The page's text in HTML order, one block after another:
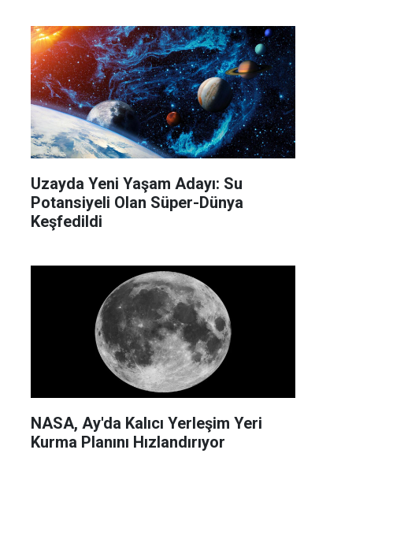
Uzayda Yeni Yaşam Adayı: Su
Potansiyeli Olan Süper-Dünya
Keşfedildi
NASA, Ay'da Kalıcı Yerleşim Yeri
Kurma Planını Hızlandırıyor